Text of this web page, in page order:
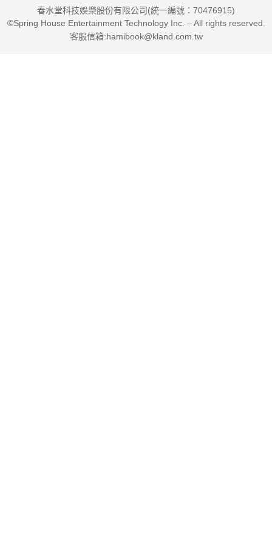
春水堂科技娛樂股份有限公司(統一編號：70476915)
©Spring House Entertainment Technology Inc. – All rights reserved.
客服信箱:hamibook@kland.com.tw